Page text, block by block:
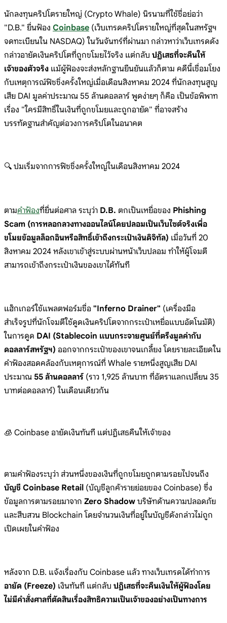
นักลงทุนคริปโตรายใหญ่ (Crypto Whale) นิรนามที่ใช้ชื่อย่อว่า
"D.B." ยื่นฟ้อง Coinbase (เว็บเทรดคริปโตรายใหญ่ที่สุดในสหรัฐฯ
จดทะเบียนใน NASDAQ) ในวันจันทร์ที่ผ่านมา กล่าวหาว่าเว็บเทรดดัง
กล่าวอายัดเงินคริปโตที่ถูกขโมยไว้จริง แต่กลับ ปฏิเสธที่จะคืนให้
เจ้าของตัวจริง แม้ผู้ฟ้องจะส่งหลักฐานยืนยันแล้วก็ตาม คดีนี้เชื่อมโยง
กับเหตุการณ์ฟิชชิ่งครั้งใหญ่เมื่อเดือนสิงหาคม 2024 ที่นักลงทุนสูญ
เสีย DAI มูลค่าประมาณ 55 ล้านดอลลาร์ พูดง่ายๆ ก็คือ เป็นข้อพิพาท
เรื่อง "ใครมีสิทธิ์ในเงินที่ถูกขโมยและถูกอายัด" ที่อาจสร้าง
บรรทัดฐานสำคัญต่อวงการคริปโตในอนาคต
🔍 ปมเริ่มจากการฟิชชิ่งครั้งใหญ่ในเดือนสิงหาคม 2024
ตามคำฟ้องที่ยื่นต่อศาล ระบุว่า D.B. ตกเป็นเหยื่อของ Phishing
Scam (การหลอกลวงทางออนไลน์โดยปลอมเป็นเว็บไซต์จริงเพื่อ
ขโมยข้อมูลล็อกอินหรือสิทธิ์เข้าถึงกระเป๋าเงินดิจิทัล) เมื่อวันที่ 20
สิงหาคม 2024 หลังเขาเข้าสู่ระบบผ่านหน้าเว็บปลอม ทำให้ผู้โจมตี
สามารถเข้าถึงกระเป๋าเงินของเขาได้ทันที
แฮ็กเกอร์ใช้แพลตฟอร์มชื่อ "Inferno Drainer" (เครื่องมือ
สำเร็จรูปที่นักโจมตีใช้ดูดเงินคริปโตจากกระเป๋าเหยื่อแบบอัตโนมัติ)
ในการดูด DAI (Stablecoin แบบกระจายศูนย์ที่ตรึงมูลค่ากับ
ดอลลาร์สหรัฐฯ) ออกจากกระเป๋าของเขาจนเกลี้ยง โดยรายละเอียดใน
คำฟ้องสอดคล้องกับเหตุการณ์ที่ Whale รายหนึ่งสูญเสีย DAI
ประมาณ 55 ล้านดอลลาร์ (ราว 1,925 ล้านบาท ที่อัตราแลกเปลี่ยน 35
บาทต่อดอลลาร์) ในเดือนเดียวกัน
🧊 Coinbase อายัดเงินทันที แต่ปฏิเสธคืนให้เจ้าของ
ตามคำฟ้องระบุว่า ส่วนหนึ่งของเงินที่ถูกขโมยถูกตามรอยไปจนถึง
บัญชี Coinbase Retail (บัญชีลูกค้ารายย่อยของ Coinbase) ซึ่ง
ข้อมูลการตามรอยมาจาก Zero Shadow บริษัทด้านความปลอดภัย
และสืบสวน Blockchain โดยจำนวนเงินที่อยู่ในบัญชีดังกล่าวไม่ถูก
เปิดเผยในคำฟ้อง
หลังจาก D.B. แจ้งเรื่องกับ Coinbase แล้ว ทางเว็บเทรดได้ทำการ
อายัด (Freeze) เงินทันที แต่กลับ ปฏิเสธที่จะคืนเงินให้ผู้ฟ้องโดย
ไม่มีคำสั่งศาลที่ตัดสินเรื่องสิทธิความเป็นเจ้าของอย่างเป็นทางการ